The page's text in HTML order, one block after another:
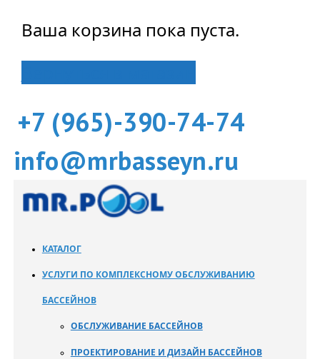
Ваша корзина пока пуста.
+7 (965)-390-74-74
info@mrbasseyn.ru
КАТАЛОГ
УСЛУГИ ПО КОМПЛЕКСНОМУ ОБСЛУЖИВАНИЮ
БАССЕЙНОВ
ОБСЛУЖИВАНИЕ БАССЕЙНОВ
ПРОЕКТИРОВАНИЕ И ДИЗАЙН БАССЕЙНОВ